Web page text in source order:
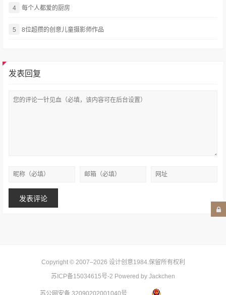
4 每个人都爱的厨房
5 8位超攒的创意儿童摄影师作品
发表回复
Copyright © 2007–2026 设计创意1984.保留所有权利
苏ICP备15034615号-2 Powered by Jackchen